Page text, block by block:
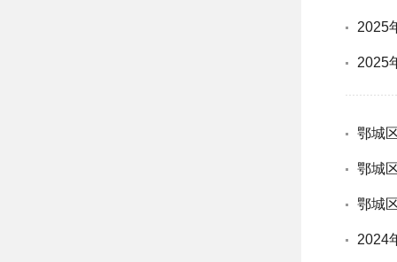
2025
2025
鄂城
鄂城
鄂城
2024